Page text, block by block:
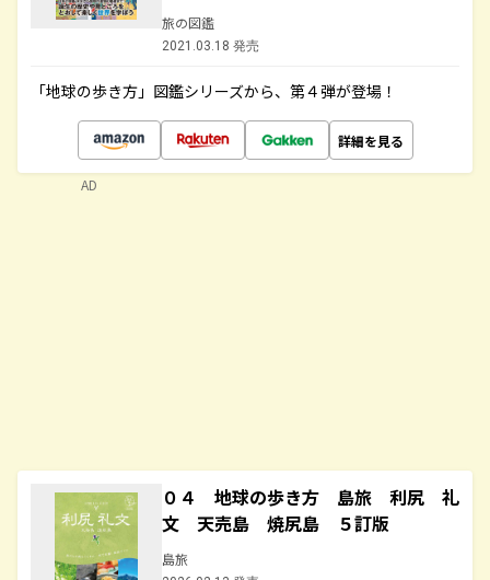
旅の図鑑
2021.03.18 発売
「地球の歩き方」図鑑シリーズから、第４弾が登場！
詳細を見る
０４ 地球の歩き方 島旅 利尻 礼
文 天売島 焼尻島 ５訂版
島旅
AD